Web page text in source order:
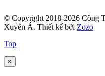
© Copyright 2018-2026 Công
Xuyên Á. Thiết kế bởi Zozo
Top
×